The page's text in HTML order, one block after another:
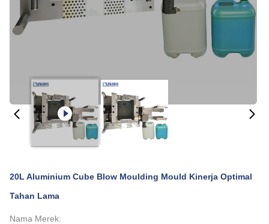
20L Aluminium Cube Blow Moulding Mould Kinerja Optimal
Tahan Lama
Nama Merek: